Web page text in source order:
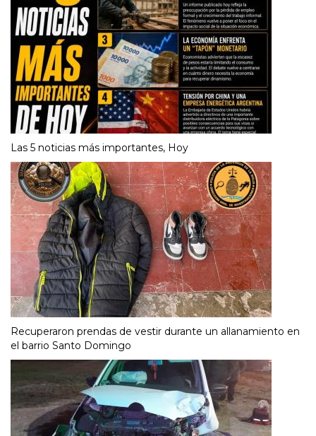
Las 5 noticias más importantes, Hoy
Recuperaron prendas de vestir durante un allanamiento en
el barrio Santo Domingo